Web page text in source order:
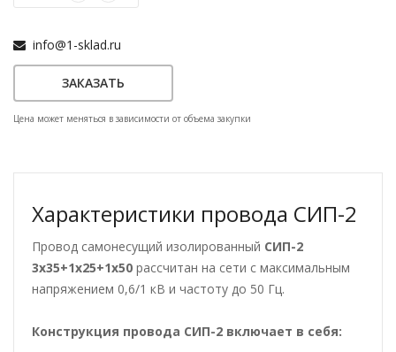
info@1-sklad.ru
ЗАКАЗАТЬ
Цена может меняться в зависимости от объема закупки
Характеристики провода СИП-2
Провод самонесущий изолированный СИП-2
3х35+1х25+1х50 рассчитан на сети с максимальным
напряжением 0,6/1 кВ и частоту до 50 Гц.
Конструкция провода СИП-2 включает в себя: